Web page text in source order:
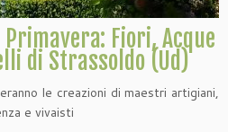
Fiori, Acque
di Strassoldo (Ud)
le creazioni di maestri artigiani,
e vivaisti